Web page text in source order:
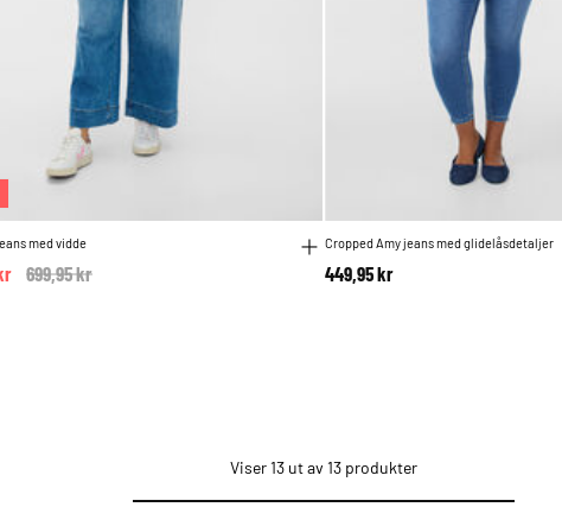
med vidde
Price reduced from
699,95 kr
Cropped Amy jeans med glidelåsdetaljer
449,95 kr
Viser 13 ut av 13 produkter